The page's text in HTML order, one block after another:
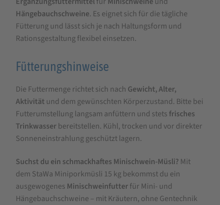
Hängebauchschweine. Es eignet sich für die tägliche
Fütterung und lässt sich je nach Haltungsform und
Rationsgestaltung flexibel einsetzen.
Fütterungshinweise
Die Futtermenge richtet sich nach Gewicht, Alter,
Aktivität und dem gewünschten Körperzustand. Bitte bei
Futterumstellung langsam anfüttern und stetsfrisches
Trinkwasserbereitstellen. Kühl, trocken und vor direkter
Sonneneinstrahlung geschützt lagern.
Suchst du ein schmackhaftes Minischwein-Müsli? Mit
dem StaWa Miniporkmüsli 15 kg bekommst du ein
ausgewogenes Minischweinfutterfür Mini- und
Hängebauchschweine – mit Kräutern, ohne Gentechnik